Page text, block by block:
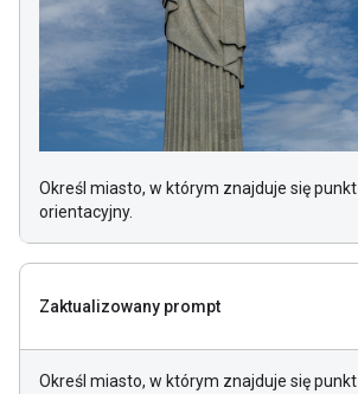
Określ miasto, w którym znajduje się punkt
orientacyjny.
Zaktualizowany prompt
Określ miasto, w którym znajduje się punkt